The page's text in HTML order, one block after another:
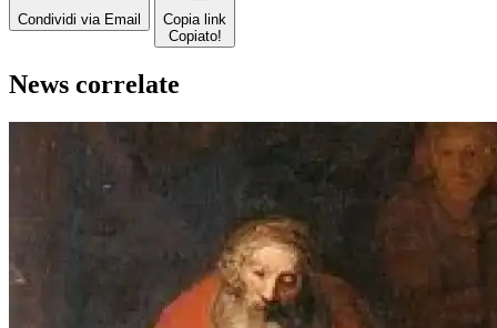
Condividi via Email
Copia link
Copiato!
News correlate